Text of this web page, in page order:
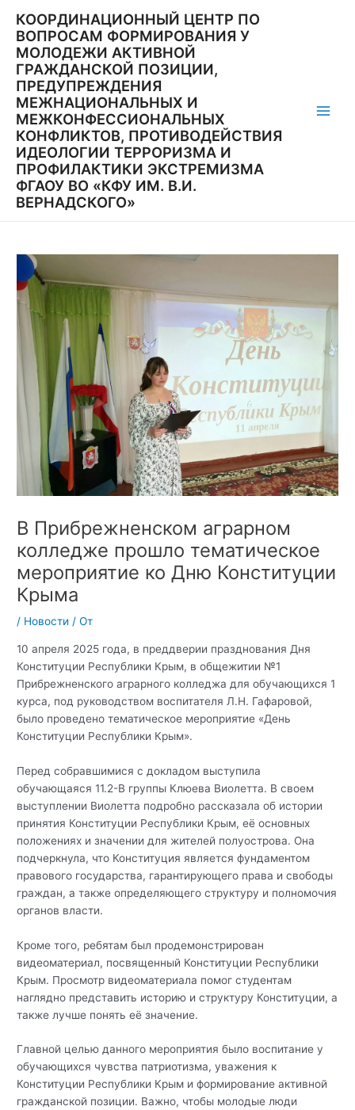
содержимому
КООРДИНАЦИОННЫЙ ЦЕНТР ПО
ВОПРОСАМ ФОРМИРОВАНИЯ У
МОЛОДЕЖИ АКТИВНОЙ
ГРАЖДАНСКОЙ ПОЗИЦИИ,
ПРЕДУПРЕЖДЕНИЯ
МЕЖНАЦИОНАЛЬНЫХ И
МЕЖКОНФЕССИОНАЛЬНЫХ
КОНФЛИКТОВ, ПРОТИВОДЕЙСТВИЯ
ИДЕОЛОГИИ ТЕРРОРИЗМА И
ПРОФИЛАКТИКИ ЭКСТРЕМИЗМА
ФГАОУ ВО «КФУ ИМ. В.И.
ВЕРНАДСКОГО»
В Прибрежненском аграрном
колледже прошло тематическое
мероприятие ко Дню Конституции
Крыма
/ Новости / От
10 апреля 2025 года, в преддверии празднования Дня
Конституции Республики Крым, в общежитии №1
Прибрежненского аграрного колледжа для обучающихся 1
курса, под руководством воспитателя Л.Н. Гафаровой,
было проведено тематическое мероприятие «День
Конституции Республики Крым».
Перед собравшимися с докладом выступила
обучающаяся 11.2-В группы Клюева Виолетта. В своем
выступлении Виолетта подробно рассказала об истории
принятия Конституции Республики Крым, её основных
положениях и значении для жителей полуострова. Она
подчеркнула, что Конституция является фундаментом
правового государства, гарантирующего права и свободы
граждан, а также определяющего структуру и полномочия
органов власти.
Кроме того, ребятам был продемонстрирован
видеоматериал, посвященный Конституции Республики
Крым. Просмотр видеоматериала помог студентам
наглядно представить историю и структуру Конституции, а
также лучше понять её значение.
Главной целью данного мероприятия было воспитание у
обучающихся чувства патриотизма, уважения к
Конституции Республики Крым и формирование активной
гражданской позиции. Важно, чтобы молодые люди